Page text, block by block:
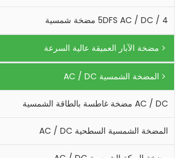
4 / 5DFS AC / DC مضخة شمسية
مضخة الآبار العميقة عالية السرعة
المضخة الشمسية AC / DC
AC / DC مضخة غاطسة بالطاقة الشمسية
المضخة الشمسية السطحية AC / DC